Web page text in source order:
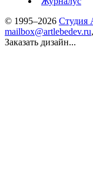
© 1995–2026 Студия
mailbox@artlebedev.ru,
Заказать дизайн...